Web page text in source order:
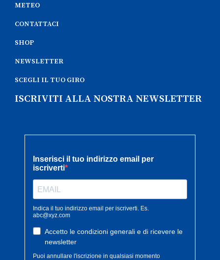
METEO
CONTATTACI
SHOP
NEWSLETTER
SCEGLI IL TUO GIRO
ISCRIVITI ALLA NOSTRA NEWSLETTER